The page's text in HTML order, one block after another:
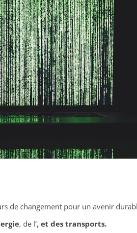
de changement pour un avenir
, de l’, et des transports.